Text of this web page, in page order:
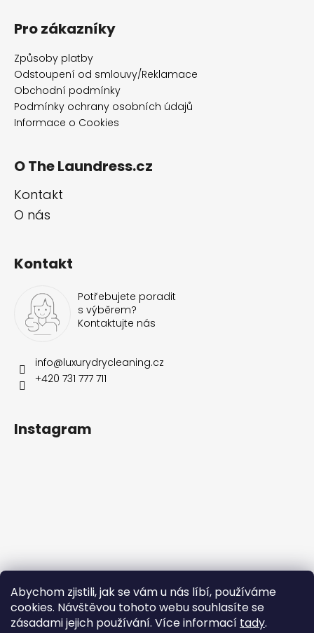
Abychom zjistili, jak se vám u nás líbí, používáme
cookies. Návštěvou tohoto webu souhlasíte se
zásadami jejich používání. Více informací tady.
Pro zákazníky
Způsoby platby
Odstoupení od smlouvy/Reklamace
Obchodní podmínky
Podmínky ochrany osobních údajů
Informace o Cookies
O The Laundress.cz
Kontakt
O nás
Kontakt
Potřebujete poradit
s výběrem?
Kontaktujte nás
info@luxurydrycleaning.cz
+420 731 777 711
Instagram
Sledovat na Instagramu
Přijímáme online platby